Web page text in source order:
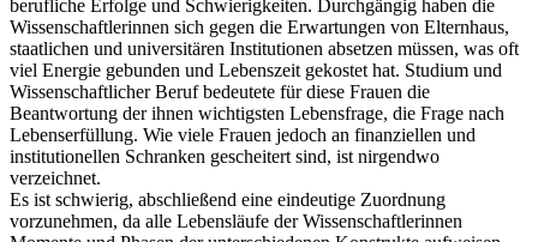
berufliche Erfolge und Schwierigkeiten. Durchgängig haben die
Wissenschaftlerinnen sich gegen die Erwartungen von Elternhaus,
staatlichen und universitären Institutionen absetzen müssen, was oft
viel Energie gebunden und Lebenszeit gekostet hat. Studium und
Wissenschaftlicher Beruf bedeutete für diese Frauen die
Beantwortung der ihnen wichtigsten Lebensfrage, die Frage nach
Lebenserfüllung. Wie viele Frauen jedoch an finanziellen und
institutionellen Schranken gescheitert sind, ist nirgendwo
verzeichnet.
Es ist schwierig, abschließend eine eindeutige Zuordnung
vorzunehmen, da alle Lebensläufe der Wissenschaftlerinnen